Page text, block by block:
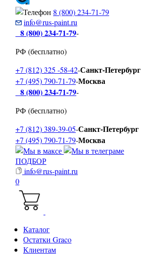
8 (800) 234-71-79
info@rus-paint.ru
8 (800) 234-71-79-
РФ (бесплатно)
+7 (812) 325 -58-42-Санкт-Петербург
+7 (495) 790-71-79-Москва
8 (800) 234-71-79-
РФ (бесплатно)
+7 (812) 389-39-05-Санкт-Петербург
+7 (495) 790-71-79-Москва
ПОДБОР
info@rus-paint.ru
0
Каталог
Остатки Graco
Клиентам